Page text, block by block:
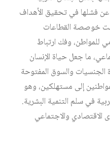
فشلها في تحقيق الأهداف
خوصصة القطاعات
للمواطن، وفك ارتباط
ما جعل حياة الإنسان
الجنسيات والسوق المفتوحة
إلى مستهلكين، وهو
في سلم التنمية البشرية.
الاقتصادي والاجتماعي